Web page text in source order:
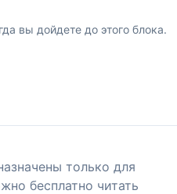
вы дойдете до этого блока.
только для
бесплатно читать